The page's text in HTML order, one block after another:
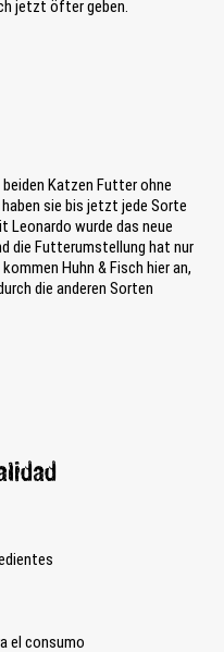
jetzt öfter geben.
Katzen Futter ohne
sie bis jetzt jede Sorte
Leonardo wurde das neue
die Futterumstellung hat nur
Huhn & Fisch hier an,
die anderen Sorten
el consumo